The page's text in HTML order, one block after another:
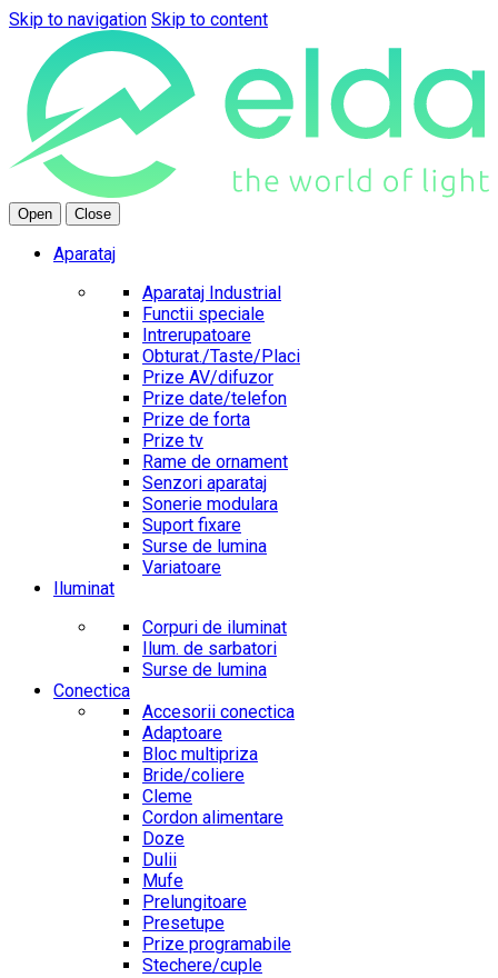
Skip to navigation Skip to content
Open Close
Aparataj
Aparataj Industrial
Functii speciale
Intrerupatoare
Obturat./Taste/Placi
Prize AV/difuzor
Prize date/telefon
Prize de forta
Prize tv
Rame de ornament
Senzori aparataj
Sonerie modulara
Suport fixare
Surse de lumina
Variatoare
Iluminat
Corpuri de iluminat
Ilum. de sarbatori
Surse de lumina
Conectica
Accesorii conectica
Adaptoare
Bloc multipriza
Bride/coliere
Cleme
Cordon alimentare
Doze
Dulii
Mufe
Prelungitoare
Presetupe
Prize programabile
Stechere/cuple